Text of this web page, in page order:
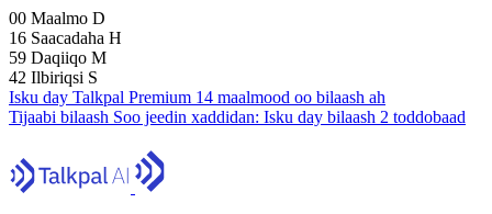
00 Maalmo D
16 Saacadaha H
59 Daqiiqo M
41 Ilbiriqsi S
Isku day Talkpal Premium 14 maalmood oo bilaash ah
Tijaabi bilaash Soo jeedin xaddidan: Isku day bilaash 2 toddobaad